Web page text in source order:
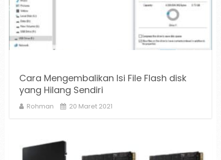
Cara Mengembalikan Isi File Flash disk
yang Hilang Sendiri
Rohman 20 Maret 2021